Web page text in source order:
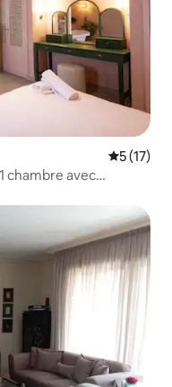
Note
5 (17)
chambre avec